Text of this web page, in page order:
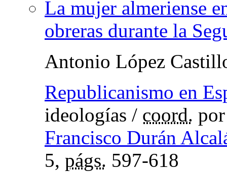
La mujer almeriense
obreras durante la
Antonio López
Republicanismo en
ideologías / coord.
Francisco Durán
5, págs. 597-618